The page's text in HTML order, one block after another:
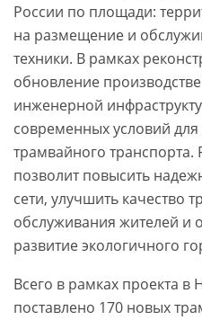
России по площади:
на размещение и
техники. В рамках
обновление
инженерной
современных условий
трамвайного транспорта.
позволит повысить
сети, улучшить качество
обслуживания жителей и
развитие экологичного
Всего в рамках проекта
поставлено 170 новых